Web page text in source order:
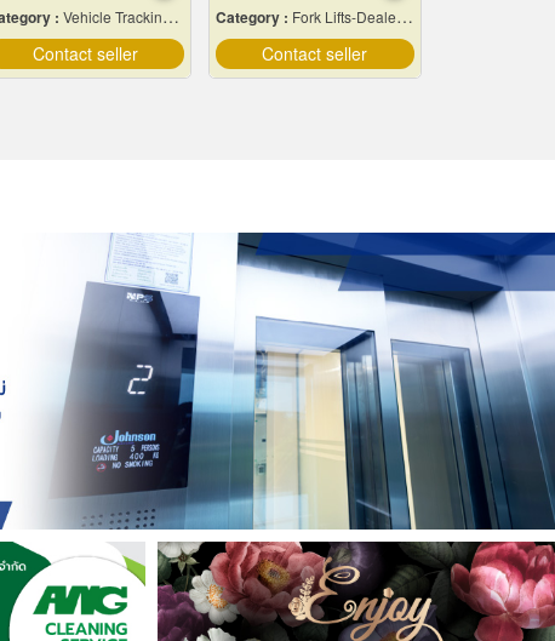
: Vehicle Tracking System
Contact seller
Category : Fork Lifts-Dealers & Service
Contact seller